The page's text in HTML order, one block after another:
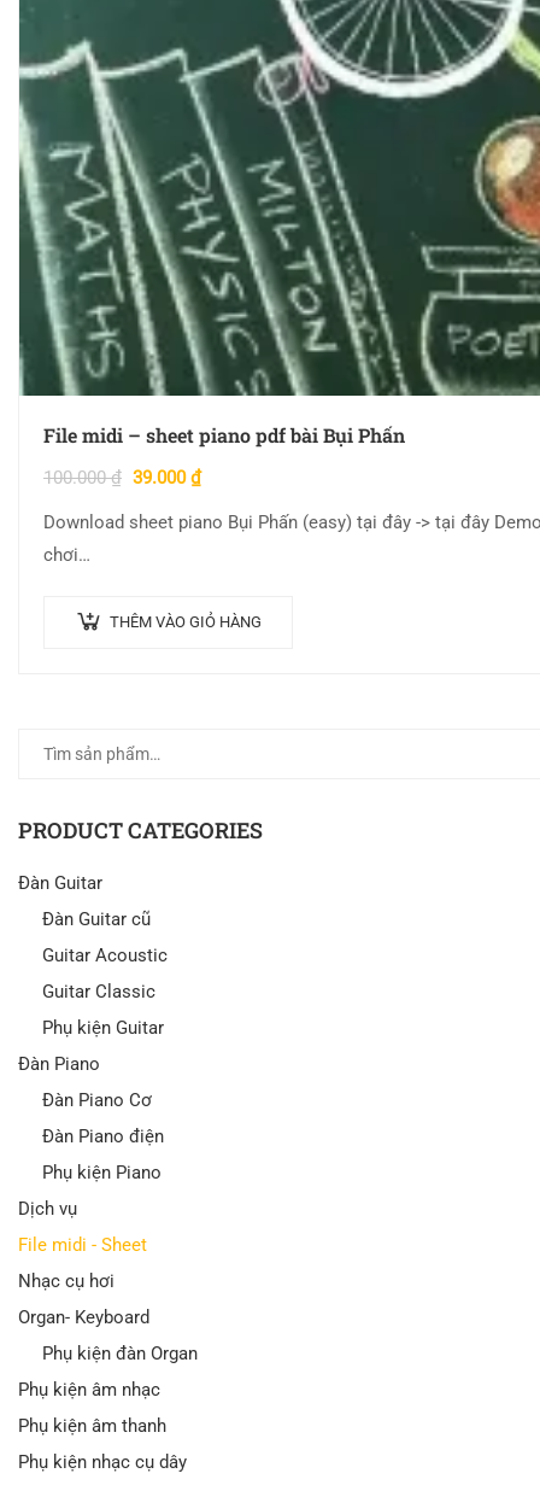
File midi – sheet piano pdf bài Bụi Phấn
100.000₫ 39.000₫
Download sheet piano Bụi Phấn (easy) tại đây -> tại đây Demo Video Midi file + sheet piano Bụi Phấn Hợp âm bài Bụi Phấn Video
chơi…
THÊM VÀO GIỎ HÀNG
PRODUCT CATEGORIES
Đàn Guitar
Đàn Guitar cũ
Guitar Acoustic
Guitar Classic
Phụ kiện Guitar
Đàn Piano
Đàn Piano Cơ
Đàn Piano điện
Phụ kiện Piano
Dịch vụ
File midi - Sheet
Nhạc cụ hơi
Organ- Keyboard
Phụ kiện đàn Organ
Phụ kiện âm nhạc
Phụ kiện âm thanh
Phụ kiện nhạc cụ dây